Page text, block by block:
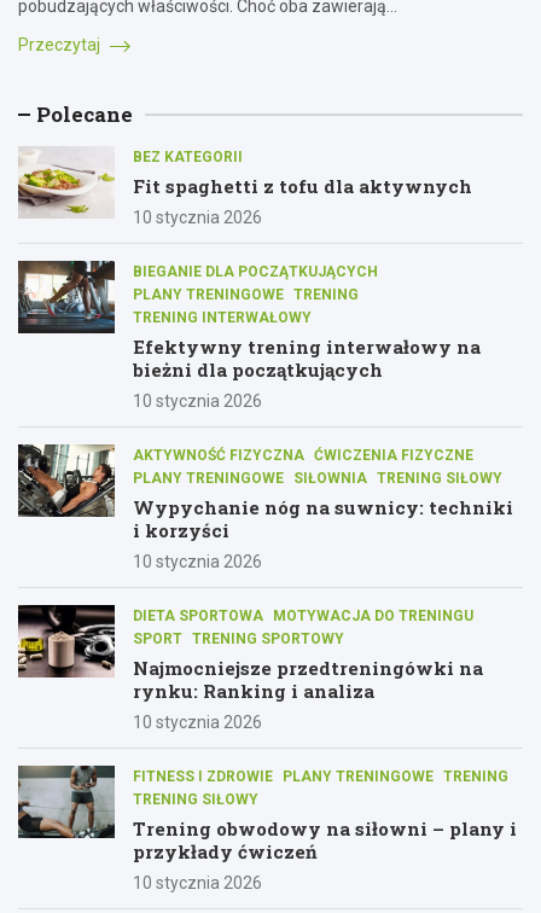
pobudzających właściwości. Choć oba zawierają…
Przeczytaj
Polecane
BEZ KATEGORII
Fit spaghetti z tofu dla aktywnych
10 stycznia 2026
BIEGANIE DLA POCZĄTKUJĄCYCH
PLANY TRENINGOWE TRENING
TRENING INTERWAŁOWY
Efektywny trening interwałowy na
bieżni dla początkujących
10 stycznia 2026
AKTYWNOŚĆ FIZYCZNA ĆWICZENIA FIZYCZNE
PLANY TRENINGOWE
SIŁOWNIA TRENING SIŁOWY
Wypychanie nóg na suwnicy: techniki
i korzyści
10 stycznia 2026
DIETA SPORTOWA
MOTYWACJA DO TRENINGU
SPORT TRENING SPORTOWY
Najmocniejsze przedtreningówki na
rynku: Ranking i analiza
10 stycznia 2026
FITNESS I ZDROWIE PLANY TRENINGOWE TRENING
TRENING SIŁOWY
Trening obwodowy na siłowni – plany i
przykłady ćwiczeń
10 stycznia 2026